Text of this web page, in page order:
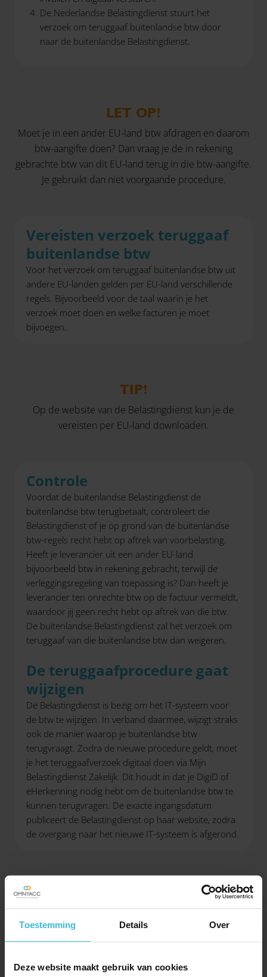
Toestemming Details Over
Deze website maakt gebruik van cookies
De Nederlandse Belastingdienst stuurt het
verzoek om teruggaaf buitenlandse btw door
naar de buitenlandse Belastingdienst.
LET OP!
Moet je in een ander EU-land btw afdragen en daarom
btw-aangifte doen? Dan vraag je de in rekening
gebrachte btw van dit EU-land terug in die btw-aangifte.
Je gebruikt dan niet voorgaande procedure.
Vereisten verzoek teruggaaf
buitenlandse btw
Voor het verzoek om teruggaaf buitenlandse btw uit
andere EU-landen gelden per EU-land verschillende
regels. Bijvoorbeeld voor de taal waarin je het
verzoek moet doen en welke facturen je moet
bijvoegen.
TIP!
Op de website van de Belastingdienst kun je de
vereisten per EU-land downloaden.
Controle
Voordat de buitenlandse Belastingdienst de
buitenlandse btw terugbetaalt, controleert die
Belastingdienst of je op grond van de buitenlandse
btw-regels recht hebt op aftrek van voorbelasting.
Heeft je leverancier uit een ander EU-land
bijvoorbeeld btw in rekening gebracht, terwijl de
verleggingsregeling van toepassing is? Dan heeft je
leverancier ten onrechte btw op de factuur vermeldt,
waardoor jij geen recht hebt op aftrek van die btw.
De buitenlandse Belastingdienst zal het verzoek om
teruggaaf van die buitenlandse btw dan weigeren.
De teruggaafprocedure gaat
wijzigen
De Belastingdienst is bezig om het IT-systeem voor
de btw te wijzigen. In verband daarmee, wijzigt straks
ook de manier waarop je buitenlandse btw
terugvraagt. Zodra de nieuwe procedure geldt, moet
je het teruggaafverzoek digitaal doen via Mijn
Belastingdienst Zakelijk. Dit houdt in dat je DigiD of
eHerkenning nodig hebt om de buitenlandse btw te
kunnen terugvragen. De exacte ingangsdatum
publiceert de Belastingdienst op haar website, zodra
de overgang naar het nieuwe IT-systeem is afgerond.
DELEN